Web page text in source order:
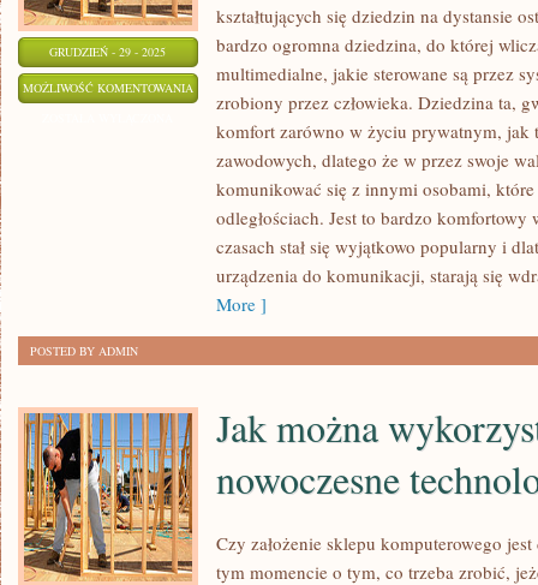
GRUDZIEŃ - 29 - 2025
MOŻLIWOŚĆ KOMENTOWANIA
PRZED
kształtujących się dziedzin na dystansie
bardzo ogromna dziedzina, do której
multimedialne, jakie sterowane są przez
zrobiony przez człowieka. Dziedzina ta,
komfort zarówno w życiu prywatnym, jak
zawodowych, dlatego że w przez swoje
komunikować się z innymi osobami,
odległościach. Jest to bardzo
czasach stał się wyjątkowo popularny i
urządzenia do komunikacji, starają się
More ]
POSTED BY ADMIN
Jak można
nowoczesne
Czy założenie sklepu komputerowego
tym momencie o tym, co trzeba zrobić,